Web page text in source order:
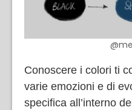
Conoscere i colori ti
varie emozioni e di
specifica all’interno